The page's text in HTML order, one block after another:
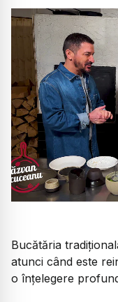
Bucătăria
atunci când este
o înțelegere